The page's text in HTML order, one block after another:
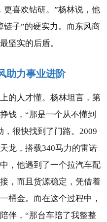
更喜欢钻研。”杨林说，他
链子”的硬实力。而东风商
坚实的后盾。
助力事业进阶
的人才懂。杨林坦言，第
钱，“那是一个从不懂到
很快找到了门路。2009
龙，搭载340马力的雷诺
，他遇到了一个拉汽车配
，而且货源稳定，凭借着
桶金。而在这个过程中，
伴，“那台车陪了我整整